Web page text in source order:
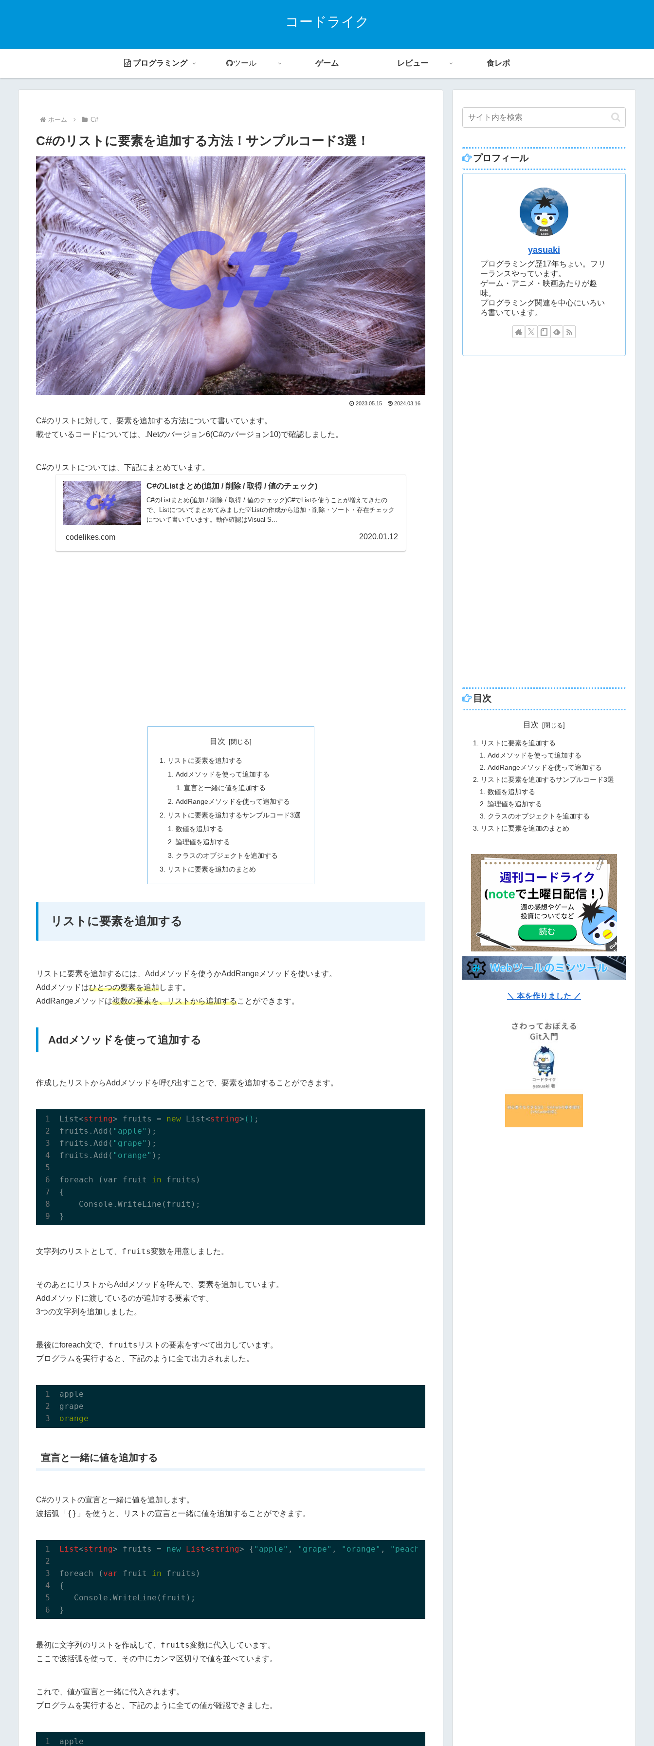
コードライク
プログラミング ツール ゲーム レビュー 食レポ
ホーム C#
C#のリストに要素を追加する方法！サンプルコード3選！
2023.05.15 2024.03.16
C#のリストに対して、要素を追加する方法について書いています。
載せているコードについては、.Netのバージョン6(C#のバージョン10)で確認しました。
C#のリストについては、下記にまとめています。
C#のListまとめ(追加 / 削除 / 取得 / 値のチェック)
C#のListまとめ(追加 / 削除 / 取得 / 値のチェック)C#でListを使うことが増えてきたの
で、Listについてまとめてみました💡Listの作成から追加・削除・ソート・存在チェック
について書いています。動作確認はVisual S...
codelikes.com 2020.01.12
目次
リストに要素を追加する
Addメソッドを使って追加する
宣言と一緒に値を追加する
AddRangeメソッドを使って追加する
リストに要素を追加するサンプルコード3選
数値を追加する
論理値を追加する
クラスのオブジェクトを追加する
リストに要素を追加のまとめ
リストに要素を追加する
リストに要素を追加するには、Addメソッドを使うかAddRangeメソッドを使います。
Addメソッドはひとつの要素を追加します。
AddRangeメソッドは複数の要素を、リストから追加することができます。
Addメソッドを使って追加する
作成したリストからAddメソッドを呼び出すことで、要素を追加することができます。
List<string> fruits = new List<string> () ;
fruits. Add( "apple" ) ;
fruits. Add( "grape" ) ;
fruits. Add( "orange" ) ;
foreach (var fruit in fruits)
{
    Console.
WriteLine( fruit ) ;
文字列のリストとして、 fruits変数を用意しました。
そのあとにリストからAddメソッドを呼んで、要素を追加しています。
Addメソッドに渡しているのが追加する要素です。
3つの文字列を追加しました。
最後にforeach文で、 fruits リストの要素をすべて出力しています。
プログラムを実行すると、下記のように全て出力されました。
apple
宣言と一緒に値を追加する
C#のリストの宣言と一緒に値を追加します。
波括弧「 {} 」を使うと、リストの宣言と一緒に値を追加することができます。
List<string> fruits = new List<string> { "apple" , "grape" , "orange" , "peach"
foreach ( var fruit in fruits)
{
   Console.WriteLine(fruit);
最初に文字列のリストを作成して、 fruits変数に代入しています。
ここで波括弧を使って、その中にカンマ区切りで値を並べています。
これで、値が宣言と一緒に代入されます。
プログラムを実行すると、下記のように全ての値が確認できました。
apple
プロフィール
yasuaki
プログラミング歴17年ちょい。フリ
ーランスやっています。
ゲーム・アニメ・映画あたりが趣
味。
プログラミング関連を中心にいろい
ろ書いています。
目次
目次
リストに要素を追加する
Addメソッドを使って追加する
AddRangeメソッドを使って追加する
リストに要素を追加するサンプルコード3選
数値を追加する
論理値を追加する
クラスのオブジェクトを追加する
リストに要素を追加のまとめ
＼ 本を作りました ／